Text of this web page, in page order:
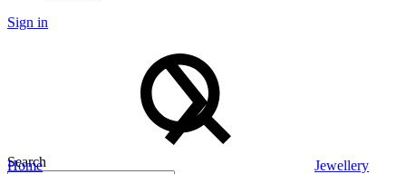
Sign in
Search
Home Jewellery